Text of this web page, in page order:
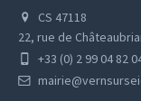
CS 47118
22, rue de
+33 (0) 2 99 04 82